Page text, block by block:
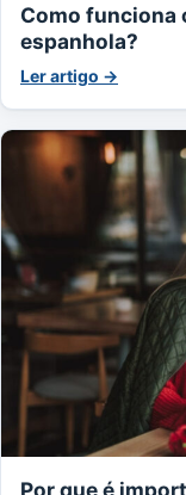
Como funciona
espanhola?
Ler artigo →
Por que é